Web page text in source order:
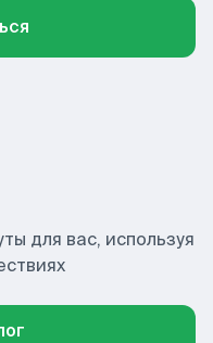
для вас, используя